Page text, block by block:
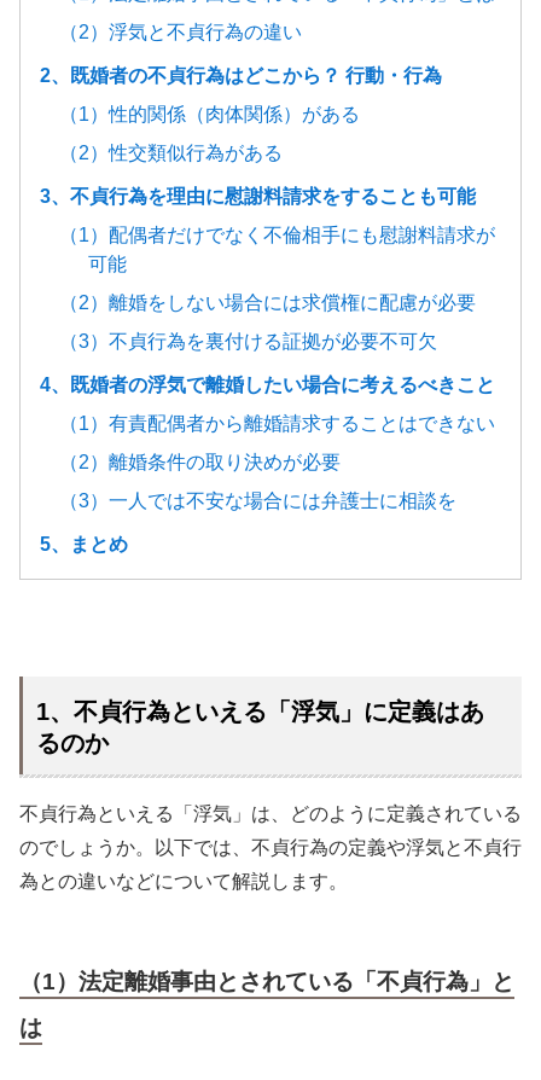
（2）浮気と不貞行為の違い
2、既婚者の不貞行為はどこから？ 行動・行為
（1）性的関係（肉体関係）がある
（2）性交類似行為がある
3、不貞行為を理由に慰謝料請求をすることも可能
（1）配偶者だけでなく不倫相手にも慰謝料請求が
可能
（2）離婚をしない場合には求償権に配慮が必要
（3）不貞行為を裏付ける証拠が必要不可欠
4、既婚者の浮気で離婚したい場合に考えるべきこと
（1）有責配偶者から離婚請求することはできない
（2）離婚条件の取り決めが必要
（3）一人では不安な場合には弁護士に相談を
5、まとめ
1、不貞行為といえる「浮気」に定義はあ
るのか
不貞行為といえる「浮気」は、どのように定義されている
のでしょうか。以下では、不貞行為の定義や浮気と不貞行
為との違いなどについて解説します。
（1）法定離婚事由とされている「不貞行為」と
は